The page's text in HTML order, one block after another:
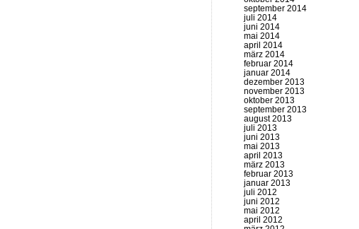
september 2014
juli 2014
juni 2014
mai 2014
april 2014
märz 2014
februar 2014
januar 2014
dezember 2013
november 2013
oktober 2013
september 2013
august 2013
juli 2013
juni 2013
mai 2013
april 2013
märz 2013
februar 2013
januar 2013
juli 2012
juni 2012
mai 2012
april 2012